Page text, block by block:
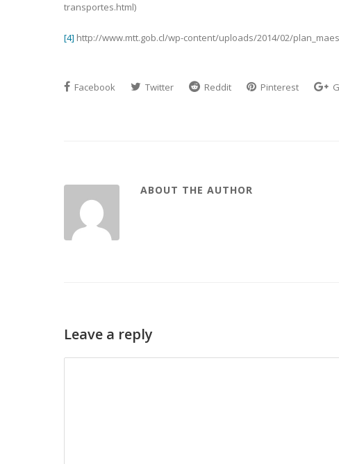
transportes.html)
[4] http://www.mtt.gob.cl/wp-content/uploads/2014/02/
Facebook Twitter Reddit Pinterest
ABOUT THE AUTHOR
Leave a reply